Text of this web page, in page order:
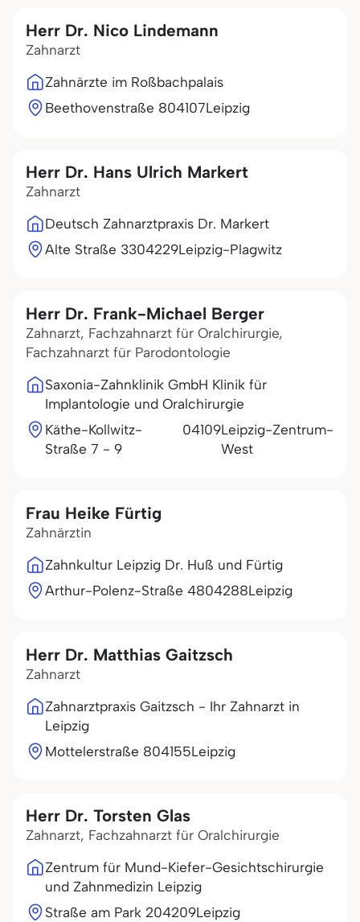
Herr Dr. Nico Lindemann
Zahnarzt
Zahnärzte im Roßbachpalais
Beethovenstraße 804107Leipzig
Herr Dr. Hans Ulrich Markert
Zahnarzt
Deutsch Zahnarztpraxis Dr. Markert
Alte Straße 3304229Leipzig-Plagwitz
Herr Dr. Frank-Michael Berger
Zahnarzt, Fachzahnarzt für Oralchirurgie,
Fachzahnarzt für Parodontologie
Saxonia-Zahnklinik GmbH Klinik für
Implantologie und Oralchirurgie
Käthe-Kollwitz-
Straße 7 - 9
04109Leipzig-Zentrum-
West
Frau Heike Fürtig
Zahnärztin
Zahnkultur Leipzig Dr. Huß und Fürtig
Arthur-Polenz-Straße 4804288Leipzig
Herr Dr. Matthias Gaitzsch
Zahnarzt
Zahnarztpraxis Gaitzsch - Ihr Zahnarzt in
Leipzig
Mottelerstraße 804155Leipzig
Herr Dr. Torsten Glas
Zahnarzt, Fachzahnarzt für Oralchirurgie
Zentrum für Mund-Kiefer-Gesichtschirurgie
und Zahnmedizin Leipzig
Straße am Park 204209Leipzig